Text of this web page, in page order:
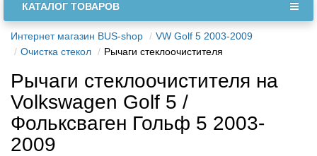
КАТАЛОГ ТОВАРОВ
Интернет магазин BUS-shop
VW Golf 5 2003-2009
Очистка стекол
Рычаги стеклоочистителя
Рычаги стеклоочистителя на
Volkswagen Golf 5 /
Фольксваген Гольф 5 2003-
2009